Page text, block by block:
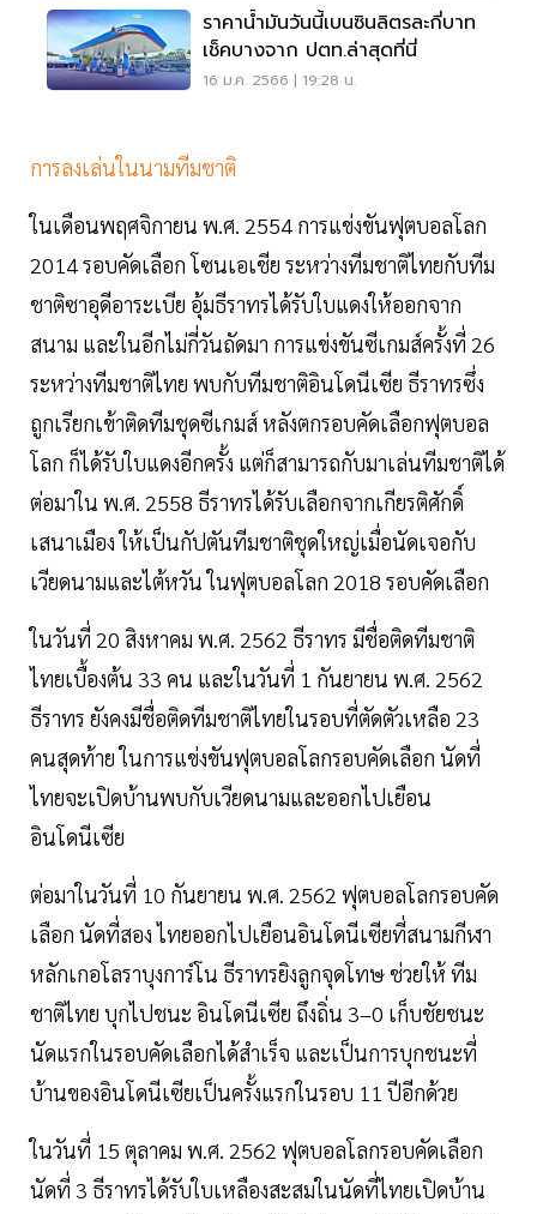
ราคาน้ำมันวันนี้เบนซินลิตรละกี่บาท
เช็คบางจาก ปตท.ล่าสุดที่นี่
16 ม.ค. 2566 | 19:28 น.
การลงเล่นในนามทีมชาติ
ในเดือนพฤศจิกายน พ.ศ. 2554 การแข่งขันฟุตบอลโลก
2014 รอบคัดเลือก โซนเอเชีย ระหว่างทีมชาติไทยกับทีม
ชาติซาอุดีอาระเบีย อุ้มธีราทรได้รับใบแดงให้ออกจาก
สนาม และในอีกไม่กี่วันถัดมา การแข่งขันซีเกมส์ครั้งที่ 26
ระหว่างทีมชาติไทย พบกับทีมชาติอินโดนีเซีย ธีราทรซึ่ง
ถูกเรียกเข้าติดทีมชุดซีเกมส์ หลังตกรอบคัดเลือกฟุตบอล
โลก ก็ได้รับใบแดงอีกครั้ง แต่ก็สามารถกับมาเล่นทีมชาติได้
ต่อมาใน พ.ศ. 2558 ธีราทรได้รับเลือกจากเกียรติศักดิ์
เสนาเมือง ให้เป็นกัปตันทีมชาติชุดใหญ่เมื่อนัดเจอกับ
เวียดนามและไต้หวัน ในฟุตบอลโลก 2018 รอบคัดเลือก
ในวันที่ 20 สิงหาคม พ.ศ. 2562 ธีราทร มีชื่อติดทีมชาติ
ไทยเบื้องต้น 33 คน และในวันที่ 1 กันยายน พ.ศ. 2562
ธีราทร ยังคงมีชื่อติดทีมชาติไทยในรอบที่ตัดตัวเหลือ 23
คนสุดท้าย ในการแข่งขันฟุตบอลโลกรอบคัดเลือก นัดที่
ไทยจะเปิดบ้านพบกับเวียดนามและออกไปเยือน
อินโดนีเซีย
ต่อมาในวันที่ 10 กันยายน พ.ศ. 2562 ฟุตบอลโลกรอบคัด
เลือก นัดที่สอง ไทยออกไปเยือนอินโดนีเซียที่สนามกีฬา
หลักเกอโลราบุงการ์โน ธีราทรยิงลูกจุดโทษ ช่วยให้ ทีม
ชาติไทย บุกไปชนะ อินโดนีเซีย ถึงถิ่น 3–0 เก็บชัยชนะ
นัดแรกในรอบคัดเลือกได้สำเร็จ และเป็นการบุกชนะที่
บ้านของอินโดนีเซียเป็นครั้งแรกในรอบ 11 ปีอีกด้วย
ในวันที่ 15 ตุลาคม พ.ศ. 2562 ฟุตบอลโลกรอบคัดเลือก
นัดที่ 3 ธีราทรได้รับใบเหลืองสะสมในนัดที่ไทยเปิดบ้าน